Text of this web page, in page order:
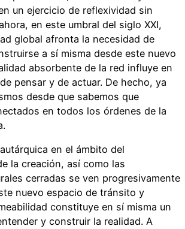
un ejercicio de reflexividad sin
en este umbral del siglo XXI,
global afronta la necesidad de
a sí misma desde este nuevo
absorbente de la red influye en
pensar y de actuar. De hecho, ya
desde que sabemos que
en todos los órdenes de la
en el ámbito del
la creación, así como las
cerradas se ven progresivamente
nuevo espacio de tránsito y
constituye en sí misma un
y construir la realidad. A